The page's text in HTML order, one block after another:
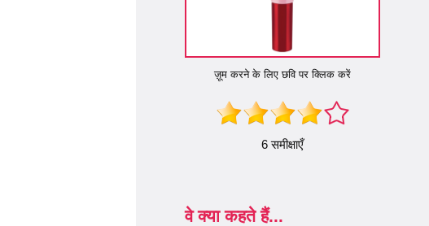
ज़ूम करने के लिए छवि पर क्लिक करें
6 समीक्षाएँ
वे क्या कहते हैं...